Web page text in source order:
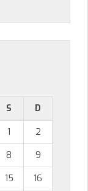
S D
1
2
8
9
15
16